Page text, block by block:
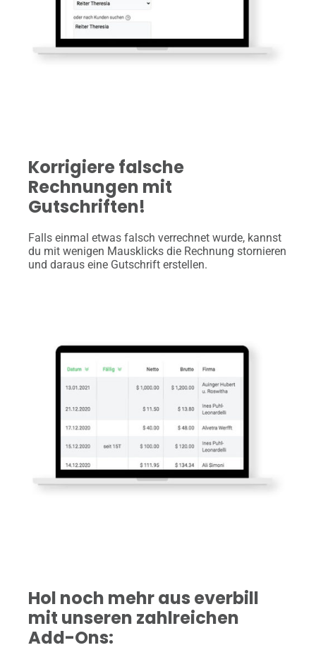
Korrigiere falsche
Rechnungen mit
Gutschriften!
Falls einmal etwas falsch verrechnet wurde, kannst
du mit wenigen Mausklicks die Rechnung stornieren
und daraus eine Gutschrift erstellen.
Hol noch mehr aus everbill
mit unseren zahlreichen
Add-Ons: